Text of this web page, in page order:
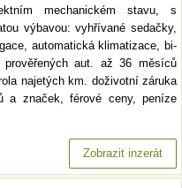
mechanickém stavu, s
výbavou: vyhřívané sedačky,
automatická klimatizace, bi-
aut. až 36 měsíců
najetých km. doživotní záruka
a značek, férové ceny, peníze
Zobrazit inzerát